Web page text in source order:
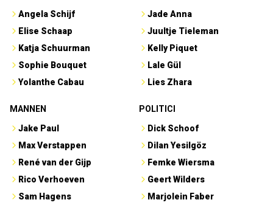
Angela Schijf
Elise Schaap
Katja Schuurman
Sophie Bouquet
Yolanthe Cabau
Jade Anna
Juultje Tieleman
Kelly Piquet
Lale Gül
Lies Zhara
MANNEN
Jake Paul
Max Verstappen
René van der Gijp
Rico Verhoeven
Sam Hagens
POLITICI
Dick Schoof
Dilan Yesilgöz
Femke Wiersma
Geert Wilders
Marjolein Faber